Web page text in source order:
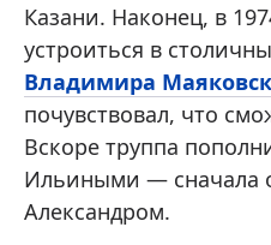
Казани. Наконец, в
устроиться в
Владимира
почувствовал, что
Вскоре труппа
Ильиными — сначала
Александром.